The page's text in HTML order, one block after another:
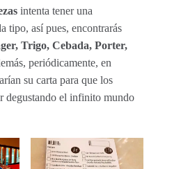
intenta tener una
tipo, así pues, encontrarás
Trigo, Cebada, Porter,
periódicamente, en
su carta para que los
degustando el infinito mundo